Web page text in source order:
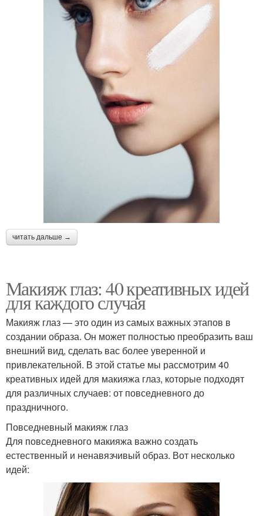
читать дальше →
Макияж глаз: 40 креативных идей
для каждого случая
Макияж глаз — это один из самых важных этапов в
создании образа. Он может полностью преобразить ваш
внешний вид, сделать вас более уверенной и
привлекательной. В этой статье мы рассмотрим 40
креативных идей для макияжа глаз, которые подходят
для различных случаев: от повседневного до
праздничного.
Повседневный макияж глаз
Для повседневного макияжа важно создать
естественный и ненавязчивый образ. Вот несколько
идей: